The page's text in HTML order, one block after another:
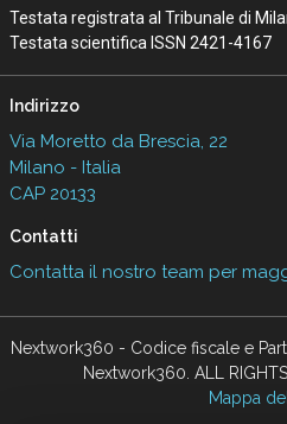
Testata registrata al Tribunale di
Testata scientifica ISSN 2421-4167
Indirizzo
Via Moretto da Brescia, 22
Milano - Italia
CAP 20133
Contatti
Contatta il nostro team per
Nextwork360 - Codice fiscale e
Nextwork360. ALL
Mappa